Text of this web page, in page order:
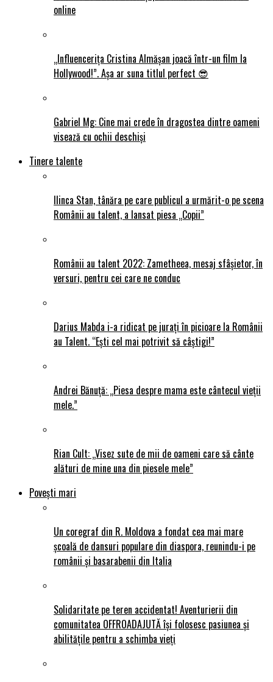
online
„Influencerița Cristina Almășan joacă într-un film la
Hollywood!”. Așa ar suna titlul perfect 😎
Gabriel Mg: Cine mai crede în dragostea dintre oameni
visează cu ochii deschiși
Tinere talente
Ilinca Stan, tânăra pe care publicul a urmărit-o pe scena
Românii au talent, a lansat piesa „Copii”
Românii au talent 2022: Zametheea, mesaj sfâșietor, în
versuri, pentru cei care ne conduc
Darius Mabda i-a ridicat pe jurați în picioare la Românii
au Talent. “Ești cel mai potrivit să câștigi!”
Andrei Bănuță: „Piesa despre mama este cântecul vieții
mele.”
Rian Cult: „Visez sute de mii de oameni care să cânte
alături de mine una din piesele mele”
Povești mari
Un coregraf din R. Moldova a fondat cea mai mare
școală de dansuri populare din diaspora, reunindu-i pe
românii și basarabenii din Italia
Solidaritate pe teren accidentat! Aventurierii din
comunitatea OFFROADAJUTĂ își folosesc pasiunea și
abilitățile pentru a schimba vieți